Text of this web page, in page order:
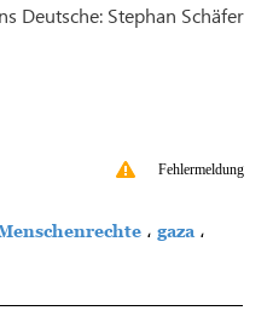
Deutsche: Stephan Schäfer
Fehlermeldung
، gaza ،